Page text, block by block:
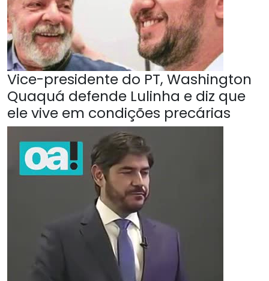
Vice-presidente do PT, Washington
Quaquá defende Lulinha e diz que
ele vive em condições precárias